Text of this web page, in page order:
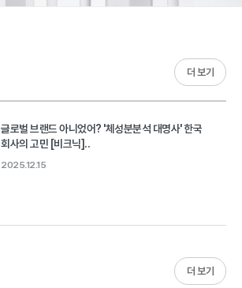
글로벌 브랜드 아니었어? '체성분분석 대명사' 한국
회사의 고민 [비크닉]..
2025.12.15
더 보기
더 보기